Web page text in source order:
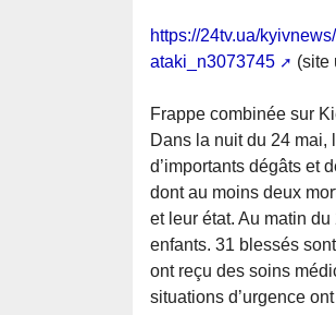
https://24tv.ua/
ataki_n3073745
(site
Frappe combinée sur
Dans la nuit du 24 mai,
d’importants dégâts et
dont au moins deux
et leur état. Au matin
enfants. 31 blessés
ont reçu des soins
situations d’urgence